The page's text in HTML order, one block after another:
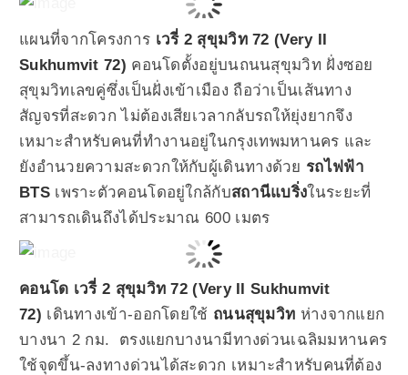
แผนที่จากโครงการ เวรี่ 2 สุขุมวิท 72 (Very II
Sukhumvit 72) คอนโดตั้งอยู่บนถนนสุขุมวิท ฝั่งซอย
สุขุมวิทเลขคู่ซึ่งเป็นฝั่งเข้าเมือง ถือว่าเป็นเส้นทาง
สัญจรที่สะดวก ไม่ต้องเสียเวลากลับรถให้ยุ่งยากจึง
เหมาะสำหรับคนที่ทำงานอยู่ในกรุงเทพมหานคร และ
ยังอำนวยความสะดวกให้กับผู้เดินทางด้วย รถไฟฟ้า
BTS เพราะตัวคอนโดอยู่ใกล้กับสถานีแบริ่งในระยะที่
สามารถเดินถึงได้ประมาณ 600 เมตร
คอนโด เวรี่ 2 สุขุมวิท 72 (Very II Sukhumvit
72) เดินทางเข้า-ออกโดยใช้ ถนนสุขุมวิท ห่างจากแยก
บางนา 2 กม. ตรงแยกบางนามีทางด่วนเฉลิมมหานคร
ใช้จุดขึ้น-ลงทางด่วนได้สะดวก เหมาะสำหรับคนที่ต้อง